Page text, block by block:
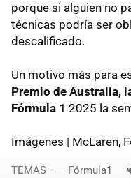
porque si alguien no
técnicas podría ser
descalificado.
Un motivo más para
Premio de Australia,
Fórmula 1 2025 la
Imágenes | McLaren,
TEMAS Fórmula1